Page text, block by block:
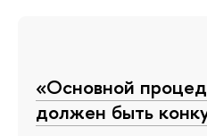
«Основной
должен быть